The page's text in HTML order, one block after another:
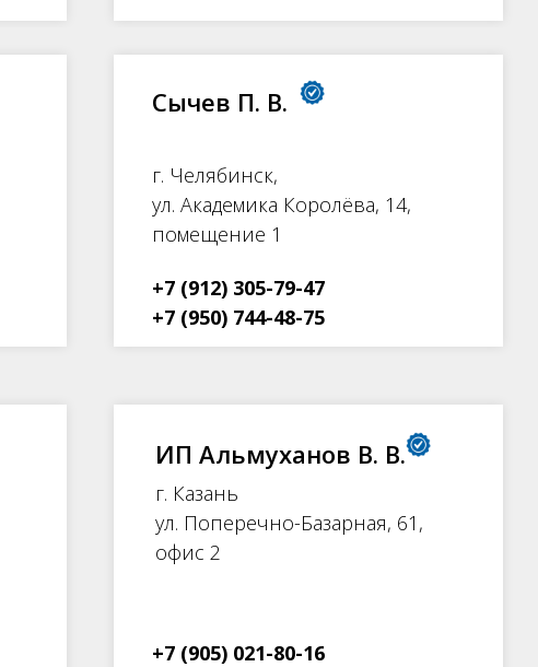
Сычев П. В.
г. Челябинск,
ул. Академика Королёва, 14,
помещение 1
+7 (912) 305-79-47
+7 (950) 744-48-75
ИП Альмуханов В. В.
г. Казань
ул. Поперечно-Базарная, 61,
офис 2
+7 (905) 021-80-16